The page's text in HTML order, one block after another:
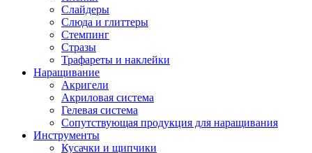
Слайдеры
Слюда и глиттеры
Стемпинг
Стразы
Трафареты и наклейки
Наращивание
Акригели
Акриловая система
Гелевая система
Сопутствующая продукция для наращивания
Инструменты
Кусачки и щипчики